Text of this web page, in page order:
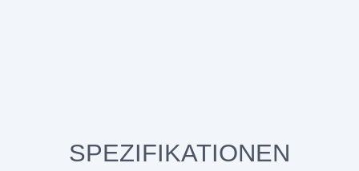
SPEZIFIKATIONEN